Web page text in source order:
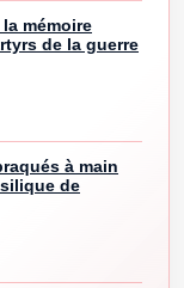
mémoire
de la guerre
à main
de